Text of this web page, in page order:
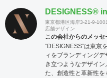
DESIGNESS®︎
東京都港区海岸3-21-9-1001
店舗デザイン
この会社からのメッセ
“DESIGNESS”は東京
ィをブランディングデ
き立つようなデザイ
た、創造性と革新性